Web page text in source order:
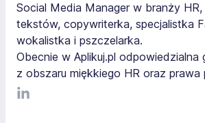
Social Media Manager w branży
tekstów, copywriterka, specjalistka
wokalistka i pszczelarka.
Obecnie w Aplikuj.pl odpowiedzialna
z obszaru miękkiego HR oraz prawa
LinkediIn